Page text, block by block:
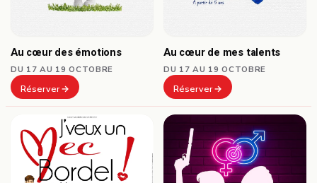
Au cœur des émotions
DU 17 AU 19 OCTOBRE
Réserver
Au cœur de mes talents
DU 17 AU 19 OCTOBRE
Réserver